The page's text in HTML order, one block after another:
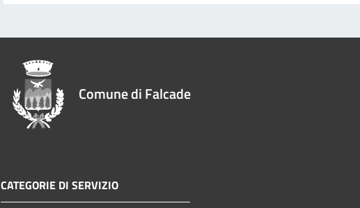
Comune di Falcade
CATEGORIE DI SERVIZIO